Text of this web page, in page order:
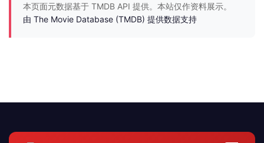
本页面元数据基于 TMDB API 提供。本站仅作资料展示。
由 The Movie Database (TMDB) 提供数据支持